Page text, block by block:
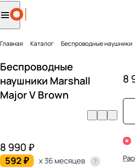
Главная Каталог Беcпроводные наушники
Беспроводные
наушники Marshall
Major V Brown
8 990 ₽
592 ₽ x 36 месяцев
8